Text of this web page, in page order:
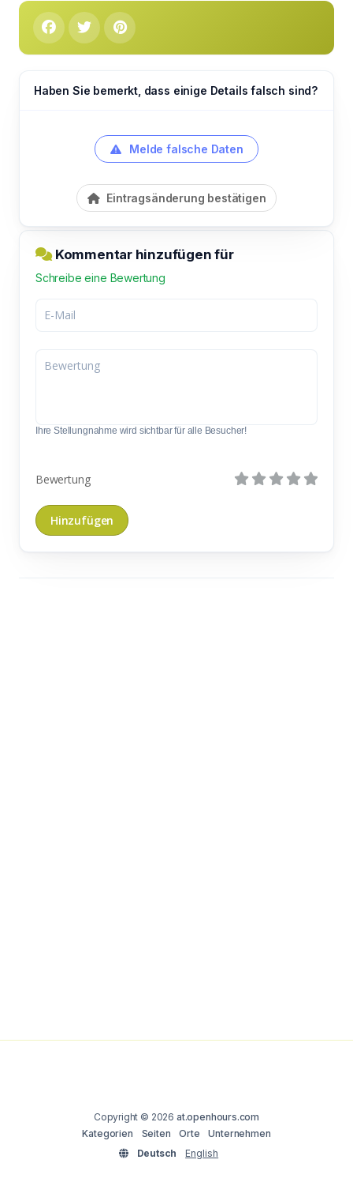
Haben Sie bemerkt, dass einige Details falsch sind?
Melde falsche Daten
Eintragsänderung bestätigen
Kommentar hinzufügen für
Schreibe eine Bewertung
Ihre Stellungnahme wird sichtbar für alle Besucher!
Bewertung
Copyright © 2026 at.openhours.com
Kategorien
Seiten Orte
Unternehmen
Deutsch
English